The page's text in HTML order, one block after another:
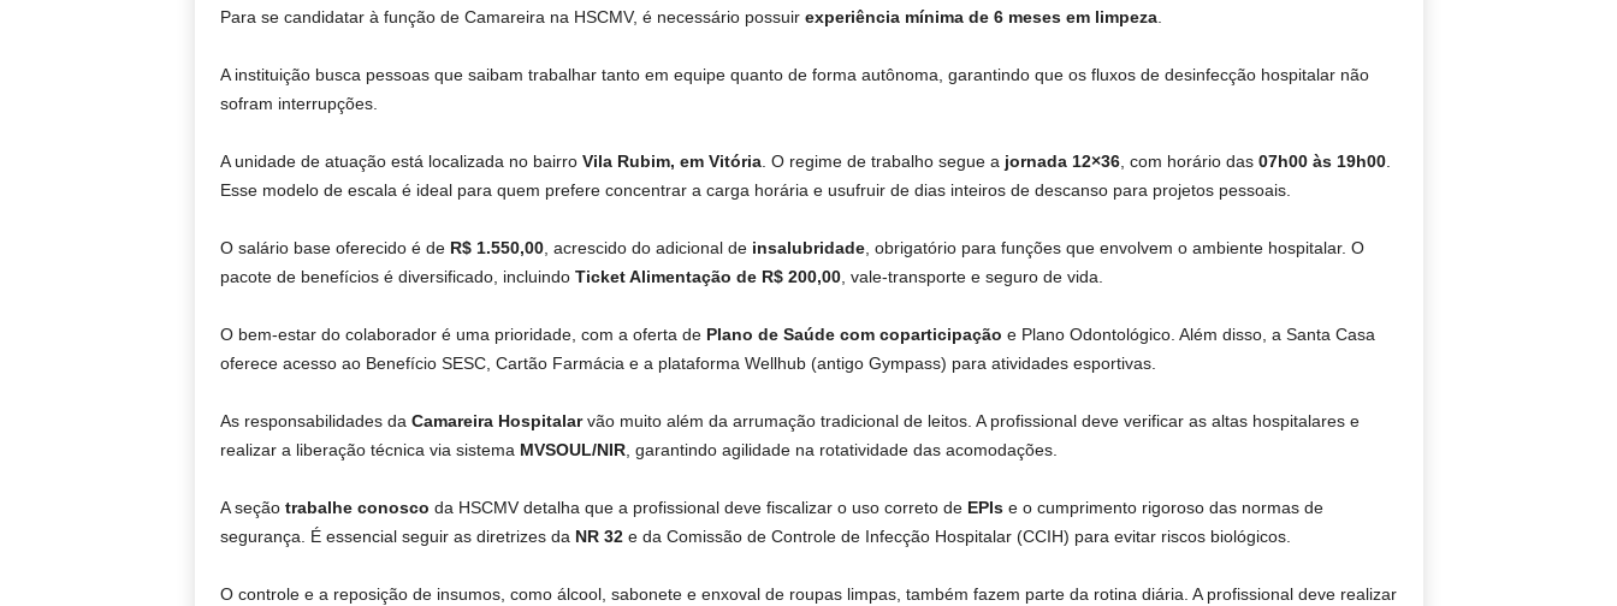
Para se candidatar à função de Camareira na HSCMV, é necessário possuir experiência mínima de 6 meses em limpeza.
A instituição busca pessoas que saibam trabalhar tanto em equipe quanto de forma autônoma, garantindo que os fluxos de desinfecção hospitalar não
sofram interrupções.
A unidade de atuação está localizada no bairro Vila Rubim, em Vitória. O regime de trabalho segue a jornada 12×36, com horário das 07h00 às 19h00.
Esse modelo de escala é ideal para quem prefere concentrar a carga horária e usufruir de dias inteiros de descanso para projetos pessoais.
O salário base oferecido é de R$ 1.550,00, acrescido do adicional de insalubridade, obrigatório para funções que envolvem o ambiente hospitalar. O
pacote de benefícios é diversificado, incluindo Ticket Alimentação de R$ 200,00, vale-transporte e seguro de vida.
O bem-estar do colaborador é uma prioridade, com a oferta de Plano de Saúde com coparticipação e Plano Odontológico. Além disso, a Santa Casa
oferece acesso ao Benefício SESC, Cartão Farmácia e a plataforma Wellhub (antigo Gympass) para atividades esportivas.
As responsabilidades da Camareira Hospitalarvão muito além da arrumação tradicional de leitos. A profissional deve verificar as altas hospitalares e
realizar a liberação técnica via sistema MVSOUL/NIR, garantindo agilidade na rotatividade das acomodações.
A seção trabalhe conosco da HSCMV detalha que a profissional deve fiscalizar o uso correto de EPIse o cumprimento rigoroso das normas de
segurança. É essencial seguir as diretrizes da NR 32e da Comissão de Controle de Infecção Hospitalar (CCIH) para evitar riscos biológicos.
O controle e a reposição de insumos, como álcool, sabonete e enxoval de roupas limpas, também fazem parte da rotina diária. A profissional deve realizar